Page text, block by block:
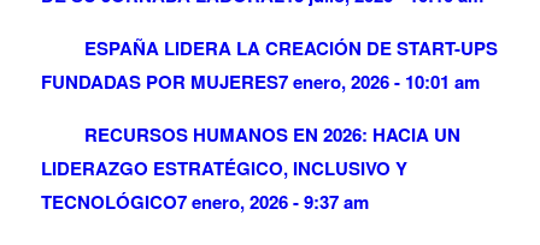
ESPAÑA LIDERA LA CREACIÓN DE START-UPS
FUNDADAS POR MUJERES7 enero, 2026 - 10:01 am
RECURSOS HUMANOS EN 2026: HACIA UN
LIDERAZGO ESTRATÉGICO, INCLUSIVO Y
TECNOLÓGICO7 enero, 2026 - 9:37 am